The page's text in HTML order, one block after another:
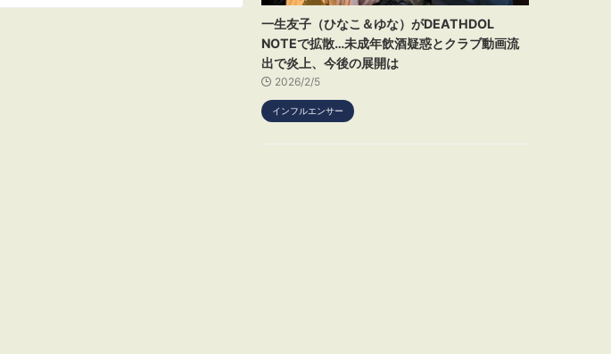
一生友子（ひなこ＆ゆな）がDEATHDOL
NOTEで拡散…未成年飲酒疑惑とクラブ動画流
出で炎上、今後の展開は
2026/2/5
インフルエンサー